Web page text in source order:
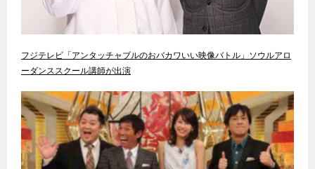
フジテレビ「アンタッチャブルのおバカワいい映像バトル」ソウルアロ
ーダンススクール講師が出演